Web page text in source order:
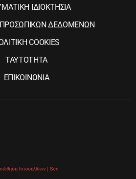
ΙΔΙΟΚΤΗΣΙΑ
ΠΡΟΣΩΠΙΚΩΝ ΔΕΔΟΜΕΝΩΝ
COOKIES
ΤΑΥΤΟΤΗΤΑ
ΕΠΙΚΟΙΝΩΝΙΑ